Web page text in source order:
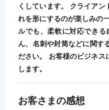
くしています。 クライア
れを形にするのが楽しみの
ルでも、柔軟に対応でき
ん、名刺や封筒などに関す
ださい。 お客様のビジネ
します。
お客さまの感想